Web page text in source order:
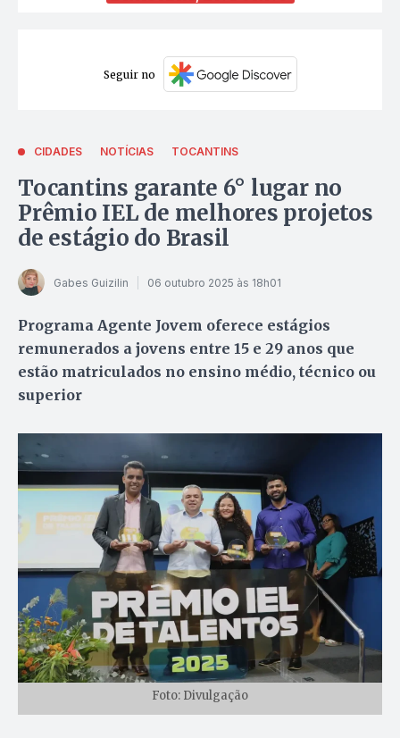
Seguir no
CIDADES NOTÍCIAS TOCANTINS
Tocantins garante 6° lugar no
Prêmio IEL de melhores projetos
de estágio do Brasil
Gabes Guizilin 06 outubro 2025 às 18h01
Programa Agente Jovem oferece estágios
remunerados a jovens entre 15 e 29 anos que
estão matriculados no ensino médio, técnico ou
superior
Foto: Divulgação